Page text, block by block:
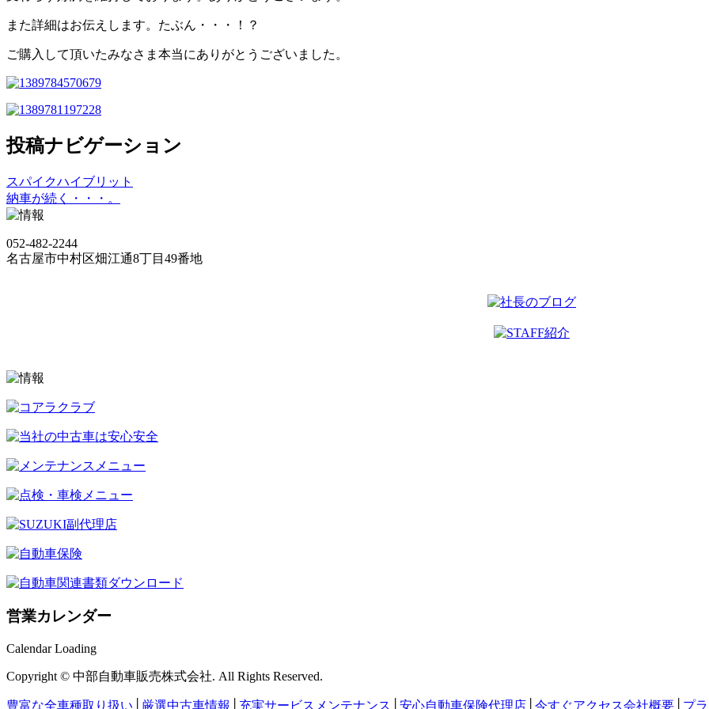
また詳細はお伝えします。たぶん・・・！？
ご購入して頂いたみなさま本当にありがとうございました。
投稿ナビゲーション
スパイクハイブリット
納車が続く・・・。
052-482-2244
名古屋市中村区畑江通8丁目49番地
営業カレンダー
Calendar Loading
Copyright © 中部自動車販売株式会社. All Rights Reserved.
豊富な全車種取り扱い 厳選中古車情報 充実サービスメンテナンス 安心自動車保険代理店 今すぐアクセス会社概要 プ